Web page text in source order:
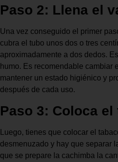
Paso 2: Llena el
Una vez conseguido el primer
cubra el tubo unos dos o tres
aproximadamente a dos dedos.
humo. Es recomendable cambiar
mantener un estado higiénico y
después de cada uso.
Paso 3: Coloca el
Luego, tienes que colocar el
desmenuzado y hay que separar
que se prepare la cachimba la